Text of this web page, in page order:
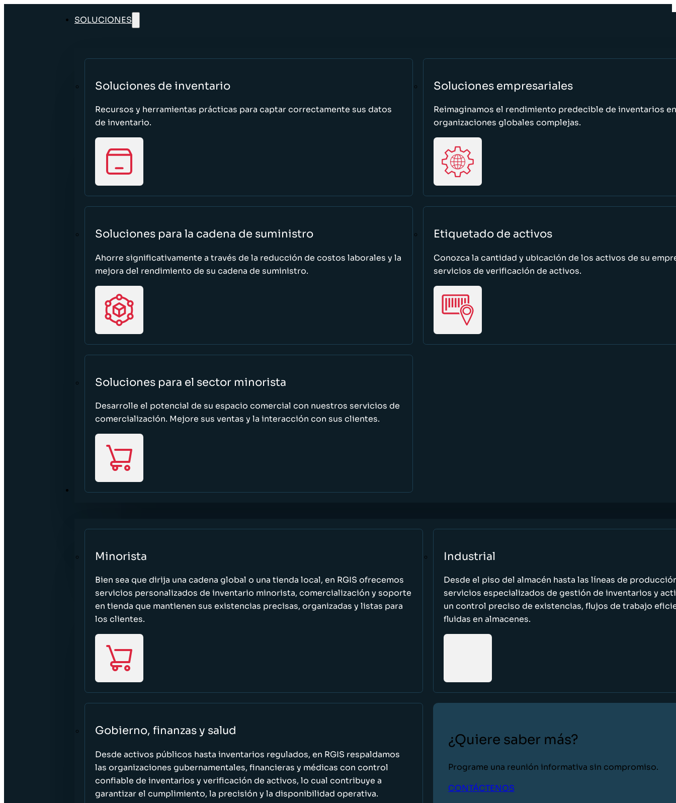
SOLUCIONES
Soluciones de inventario
Recursos y herramientas prácticas para captar correctamente sus datos
de inventario.
Soluciones empresariales
Reimaginamos el rendimiento predecible de inventarios en
organizaciones globales complejas.
Soluciones para la cadena de suministro
Ahorre significativamente a través de la reducción de costos laborales y la
mejora del rendimiento de su cadena de suministro.
Etiquetado de activos
Conozca la cantidad y ubicación de los activos de su
servicios de verificación de activos.
Soluciones para el sector minorista
Desarrolle el potencial de su espacio comercial con nuestros servicios de
comercialización. Mejore sus ventas y la interacción con sus clientes.
SECTORES
Minorista
Bien sea que dirija una cadena global o una tienda local, en RGIS ofrecemos
servicios personalizados de inventario minorista, comercialización y soporte
en tienda que mantienen sus existencias precisas, organizadas y listas para
los clientes.
Industrial
Desde el piso del almacén hasta las líneas de
servicios especializados de gestión de inventarios y
un control preciso de existencias, flujos de trabajo
fluidas en almacenes.
Gobierno, finanzas y salud
Desde activos públicos hasta inventarios regulados, en RGIS respaldamos
las organizaciones gubernamentales, financieras y médicas con control
confiable de inventarios y verificación de activos, lo cual contribuye a
garantizar el cumplimiento, la precisión y la disponibilidad operativa.
¿Quiere saber más?
Programe una reunión informativa sin compromiso.
CONTÁCTENOS